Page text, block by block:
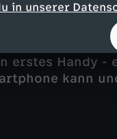
in unserer
1. Handy:
erstes Handy -
kann